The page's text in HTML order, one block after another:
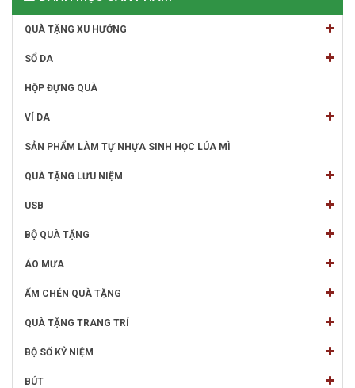
QUÀ TẶNG XU HƯỚNG
SỔ DA
HỘP ĐỰNG QUÀ
VÍ DA
SẢN PHẨM LÀM TỰ NHỰA SINH HỌC LÚA MÌ
QUÀ TẶNG LƯU NIỆM
USB
BỘ QUÀ TẶNG
ÁO MƯA
ẤM CHÉN QUÀ TẶNG
QUÀ TẶNG TRANG TRÍ
BỘ SỐ KỶ NIỆM
BÚT